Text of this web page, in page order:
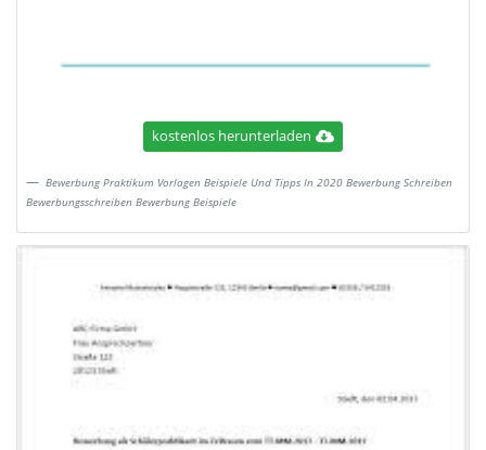
kostenlos herunterladen
Bewerbung Praktikum Vorlagen Beispiele Und Tipps In 2020 Bewerbung Schreiben
Bewerbungsschreiben Bewerbung Beispiele